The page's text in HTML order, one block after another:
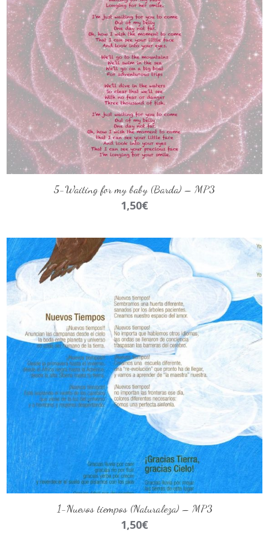
AÑADIR AL CARRITO
5-Waiting for my baby (Barda) – MP3
1,50€
1-Nuevos tiempos (Naturaleza) – MP3
1,50€